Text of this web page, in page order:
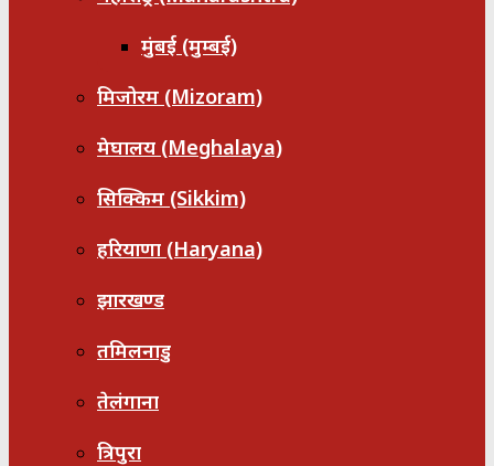
मुंबई (मुम्बई)
मिजोरम (Mizoram)
मेघालय (Meghalaya)
सिक्किम (Sikkim)
हरियाणा (Haryana)
झारखण्ड
तमिलनाडु
तेलंगाना
त्रिपुरा